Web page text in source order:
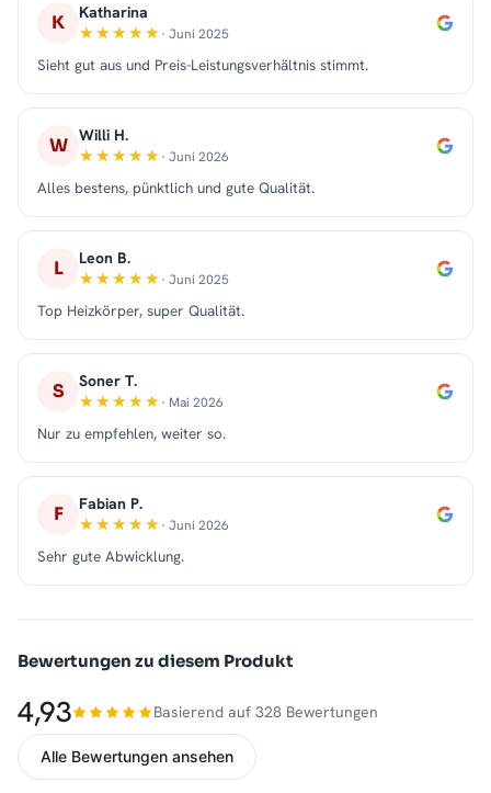
K Katharina
· Juni 2025
Sieht gut aus und Preis-Leistungsverhältnis stimmt.
W Willi H.
· Juni 2026
Alles bestens, pünktlich und gute Qualität.
L Leon B.
· Juni 2025
Top Heizkörper, super Qualität.
S Soner T.
· Mai 2026
Nur zu empfehlen, weiter so.
F Fabian P.
· Juni 2026
Sehr gute Abwicklung.
Bewertungen zu diesem Produkt
4,93 Basierend auf 328 Bewertungen
Alle Bewertungen ansehen